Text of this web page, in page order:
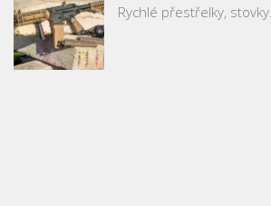
Rychlé přestřelky, stovky…